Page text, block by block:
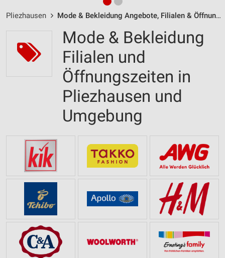
Pliezhausen Mode & Bekleidung Angebote, Filialen & Öffnungszeiten
Mode & Bekleidung
Filialen und
Öffnungszeiten in
Pliezhausen und
Umgebung